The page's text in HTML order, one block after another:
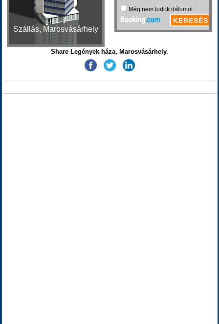
Szállás, Marosvásárhely
Share Legények háza, Marosvásárhely.